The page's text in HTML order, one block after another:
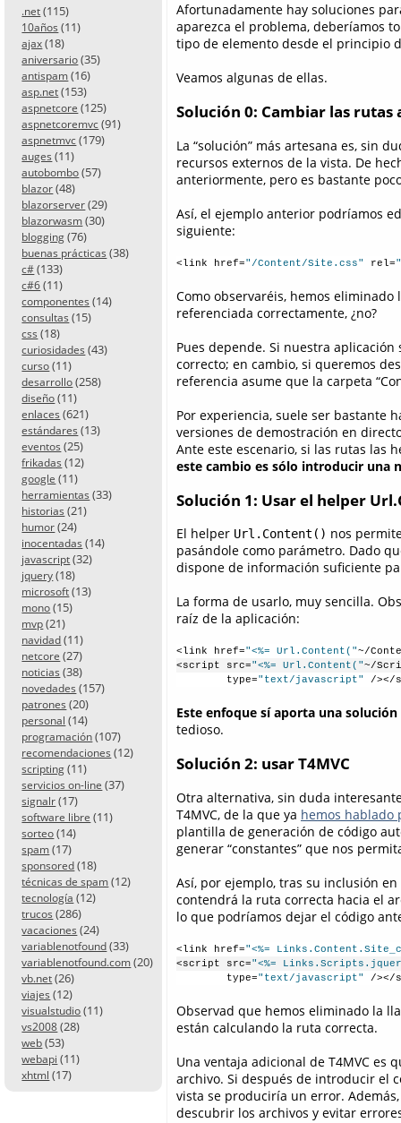
.net (115)
10años (11)
ajax (18)
aniversario (35)
antispam (16)
asp.net (153)
aspnetcore (125)
aspnetcoremvc (91)
aspnetmvc (179)
auges (11)
autobombo (57)
blazor (48)
blazorserver (29)
blazorwasm (30)
blogging (76)
buenas prácticas (38)
c# (133)
c#6 (11)
componentes (14)
consultas (15)
css (18)
curiosidades (43)
curso (11)
desarrollo (258)
diseño (11)
enlaces (621)
estándares (13)
eventos (25)
frikadas (12)
google (11)
herramientas (33)
historias (21)
humor (24)
inocentadas (14)
javascript (32)
jquery (18)
microsoft (13)
mono (15)
mvp (21)
navidad (11)
netcore (27)
noticias (38)
novedades (157)
patrones (20)
personal (14)
programación (107)
recomendaciones (12)
scripting (11)
servicios on-line (37)
signalr (17)
software libre (11)
sorteo (14)
spam (17)
sponsored (18)
técnicas de spam (12)
tecnología (12)
trucos (286)
vacaciones (24)
variablenotfound (33)
variablenotfound.com (20)
vb.net (26)
viajes (12)
visualstudio (11)
vs2008 (28)
web (53)
webapi (11)
xhtml (17)
Afortunadamente hay soluciones
aparezca el problema, deberíamos
tipo de elemento desde el principio
Veamos algunas de ellas.
Solución 0: Cambiar las rutas
La “solución” más artesana es, sin
recursos externos de la vista. De
anteriormente, pero es bastante
Así, el ejemplo anterior podríamos
siguiente:
<link href="/Content/Site.css" rel=
Como observaréis, hemos
referenciada correctamente, ¿no?
Pues depende. Si nuestra
correcto; en cambio, si queremos
referencia asume que la carpeta
Por experiencia, suele ser bastante
versiones de demostración en
Ante este escenario, si las rutas las
este cambio es sólo introducir una
Solución 1: Usar el helper
El helper Url.Content() nos
pasándole como parámetro. Dado
dispone de información suficiente
La forma de usarlo, muy sencilla.
raíz de la aplicación:
<link href="<%= Url.Content("~/
<script src="<%= Url.Content("~/
        type=
"text/javascript" /></
Este enfoque sí aporta una
tedioso.
Solución 2: usar T4MVC
Otra alternativa, sin duda
T4MVC, de la que ya hemos hablado
plantilla de generación de código
generar “constantes” que nos
Así, por ejemplo, tras su inclusión
contendrá la ruta correcta hacia el
lo que podríamos dejar el código
<link href="<%=
<script src="<%=
        type=
"text/javascript" /></
Observad que hemos eliminado la
están calculando la ruta correcta.
Una ventaja adicional de T4MVC es
archivo. Si después de introducir el
vista se produciría un error.
descubrir los archivos y evitar